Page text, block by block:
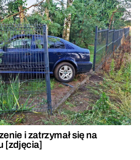
i zatrzymał się na
[zdjęcia]